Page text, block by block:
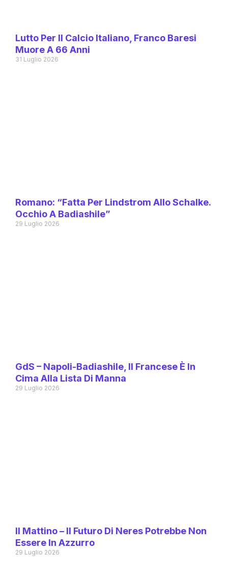
Lutto Per Il Calcio Italiano, Franco Baresi
Muore A 66 Anni
31 Luglio 2026
Romano: “Fatta Per Lindstrom Allo Schalke.
Occhio A Badiashile”
29 Luglio 2026
GdS – Napoli-Badiashile, Il Francese È In
Cima Alla Lista Di Manna
29 Luglio 2026
Il Mattino – Il Futuro Di Neres Potrebbe Non
Essere In Azzurro
29 Luglio 2026